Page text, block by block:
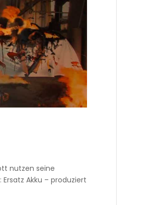
nutzen seine
Akku – produziert